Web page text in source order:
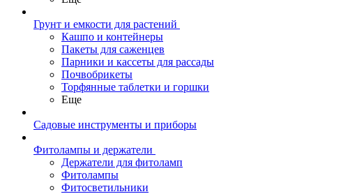
Грунт и емкости для растений
Кашпо и контейнеры
Пакеты для саженцев
Парники и кассеты для рассады
Почвобрикеты
Торфянные таблетки и горшки
Еще
Садовые инструменты и приборы
Фитолампы и держатели
Держатели для фитоламп
Фитолампы
Фитосветильники